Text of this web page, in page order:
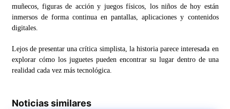
muñecos, figuras de acción y juegos físicos, los niños de hoy están
inmersos de forma continua en pantallas, aplicaciones y contenidos
digitales.
Lejos de presentar una crítica simplista, la historia parece interesada en
explorar cómo los juguetes pueden encontrar su lugar dentro de una
realidad cada vez más tecnológica.
Noticias similares